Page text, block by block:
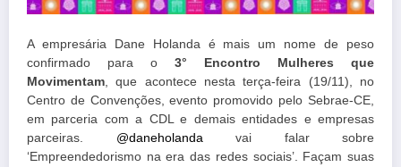
A empresária Dane Holanda é mais um nome de peso
confirmado para o 3° Encontro Mulheres que
Movimentam , que acontece nesta terça-feira (19/11), no
Centro de Convenções, evento promovido pelo Sebrae-CE,
em parceria com a CDL e demais entidades e empresas
parceiras. @daneholanda vai falar sobre
‘Empreendedorismo na era das redes sociais’. Façam suas